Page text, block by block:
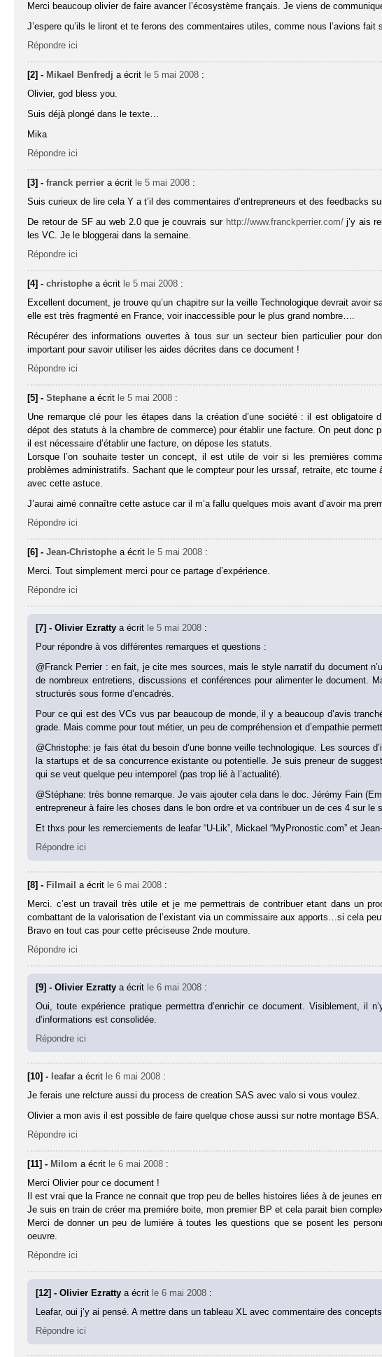
Merci beaucoup olivier de faire avancer l’écosystème français. Je viens de
J’espere qu’ils le liront et te ferons des commentaires utiles, comme nous l’avions fait
Répondre ici
[2] - Mikael Benfredj a écrit le 5 mai 2008 :
Olivier, god bless you.
Suis déjà plongé dans le texte…
Mika
Répondre ici
[3] -franck perrier a écrit le 5 mai 2008 :
Suis curieux de lire cela Y a t’il des commentaires d’entrepreneurs et des feedbacks
De retour de SF au web 2.0 que je couvrais sur http://www.franckperrier.com/j’y ais
les VC. Je le bloggerai dans la semaine.
Répondre ici
[4] -christophe a écrit le 5 mai 2008 :
Excellent document, je trouve qu’un chapitre sur la veille Technologique devrait avoir
elle est très fragmenté en France, voir inaccessible pour le plus grand nombre….
Récupérer des informations ouvertes à tous sur un secteur bien particulier pour
important pour savoir utiliser les aides décrites dans ce document !
Répondre ici
[5] -Stephane a écrit le 5 mai 2008 :
Une remarque clé pour les étapes dans la création d’une société : il est obligatoire
dépot des statuts à la chambre de commerce) pour établir une facture. On peut donc
il est nécessaire d’établir une facture, on dépose les statuts.
Lorsque l’on souhaite tester un concept, il est utile de voir si les premières
problèmes administratifs. Sachant que le compteur pour les urssaf, retraite, etc
avec cette astuce.
J’aurai aimé connaître cette astuce car il m’a fallu quelques mois avant d’avoir ma
Répondre ici
[6] -Jean-Christophe a écrit le 5 mai 2008 :
Merci. Tout simplement merci pour ce partage d’expérience.
Répondre ici
[7] - Olivier Ezrattya écrit le 5 mai 2008 :
Pour répondre à vos différentes remarques et questions :
@Franck Perrier : en fait, je cite mes sources, mais le style narratif du document
de nombreux entretiens, discussions et conférences pour alimenter le document.
structurés sous forme d’encadrés.
Pour ce qui est des VCs vus par beaucoup de monde, il y a beaucoup d’avis
grade. Mais comme pour tout métier, un peu de compréhension et d’empathie
@Christophe: je fais état du besoin d’une bonne veille technologique. Les sources
la startups et de sa concurrence existante ou potentielle. Je suis preneur de
qui se veut quelque peu intemporel (pas trop lié à l’actualité).
@Stéphane: très bonne remarque. Je vais ajouter cela dans le doc. Jérémy Fain
entrepreneur à faire les choses dans le bon ordre et va contribuer un de ces 4 sur le
Et thxs pour les remerciements de leafar “U-Lik”, Mickael “MyPronostic.com” et
Répondre ici
[8] - Filmail a écrit le 6 mai 2008 :
Merci. c’est un travail très utile et je me permettrais de contribuer etant dans un
combattant de la valorisation de l’existant via un commissaire aux apports…si cela
Bravo en tout cas pour cette préciseuse 2nde mouture.
Répondre ici
[9] - Olivier Ezrattya écrit le 6 mai 2008 :
Oui, toute expérience pratique permettra d’enrichir ce document. Visiblement, il
d’informations est consolidée.
Répondre ici
[10] - leafar a écrit le 6 mai 2008 :
Je ferais une relcture aussi du process de creation SAS avec valo si vous voulez.
Olivier a mon avis il est possible de faire quelque chose aussi sur notre montage BSA.
Répondre ici
[11] - Milom a écrit le 6 mai 2008 :
Merci Olivier pour ce document !
Il est vrai que la France ne connait que trop peu de belles histoires liées à de jeunes
Je suis en train de créer ma premiére boite, mon premier BP et cela parait bien
Merci de donner un peu de lumiére à toutes les questions que se posent les
oeuvre.
Répondre ici
[12] - Olivier Ezrattya écrit le 6 mai 2008 :
Leafar, oui j’y ai pensé. A mettre dans un tableau XL avec commentaire des
Répondre ici